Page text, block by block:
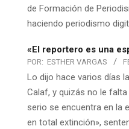
de Formación de
haciendo periodismo
«El reportero es una
POR: ESTHER VARGAS
Lo dijo hace varios días
Calaf, y quizás no le
serio se encuentra en la
en total extinción»,